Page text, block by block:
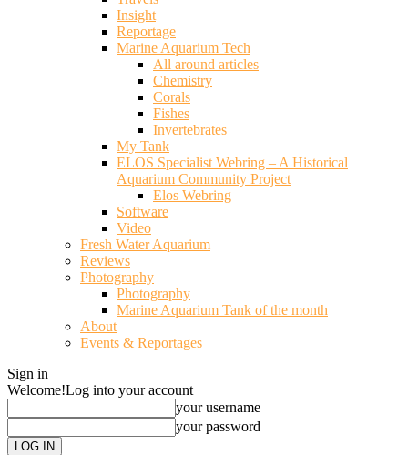
Insight
Reportage
Marine Aquarium Tech
All around articles
Chemistry
Corals
Fishes
Invertebrates
My Tank
ELOS Specialist Webring – A Historical
Aquarium Community Project
Elos Webring
Software
Video
Fresh Water Aquarium
Reviews
Photography
Photography
Marine Aquarium Tank of the month
About
Events & Reportages
Sign in
Welcome!Log into your account
your username
your password